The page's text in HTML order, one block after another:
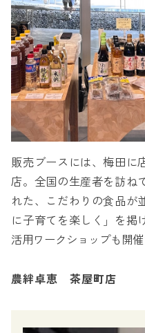
販売ブースには、梅田に
店。全国の生産者を訪ね
れた、こだわりの食品が
に子育てを楽しく」を掲
活用ワークショップも開催
農絆卓恵 茶屋町店